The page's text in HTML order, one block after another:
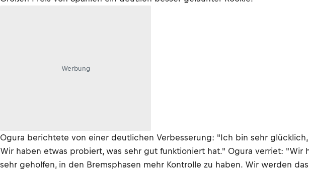
Werbung
Ogura berichtete von einer deutlichen Verbesserung: "Ich bin sehr
Wir haben etwas probiert, was sehr gut funktioniert hat." Ogura verriet:
sehr geholfen, in den Bremsphasen mehr Kontrolle zu haben. Wir werden